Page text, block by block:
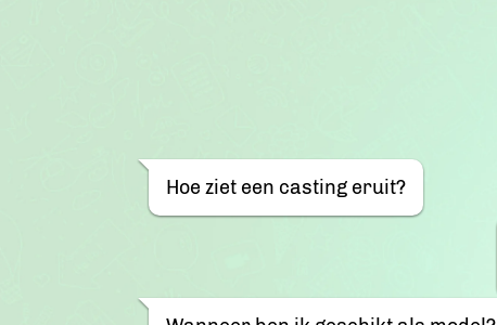
Hoe ziet een casting eruit?